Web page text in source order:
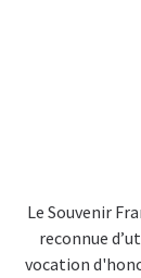
Le Souvenir
reconnue
vocation